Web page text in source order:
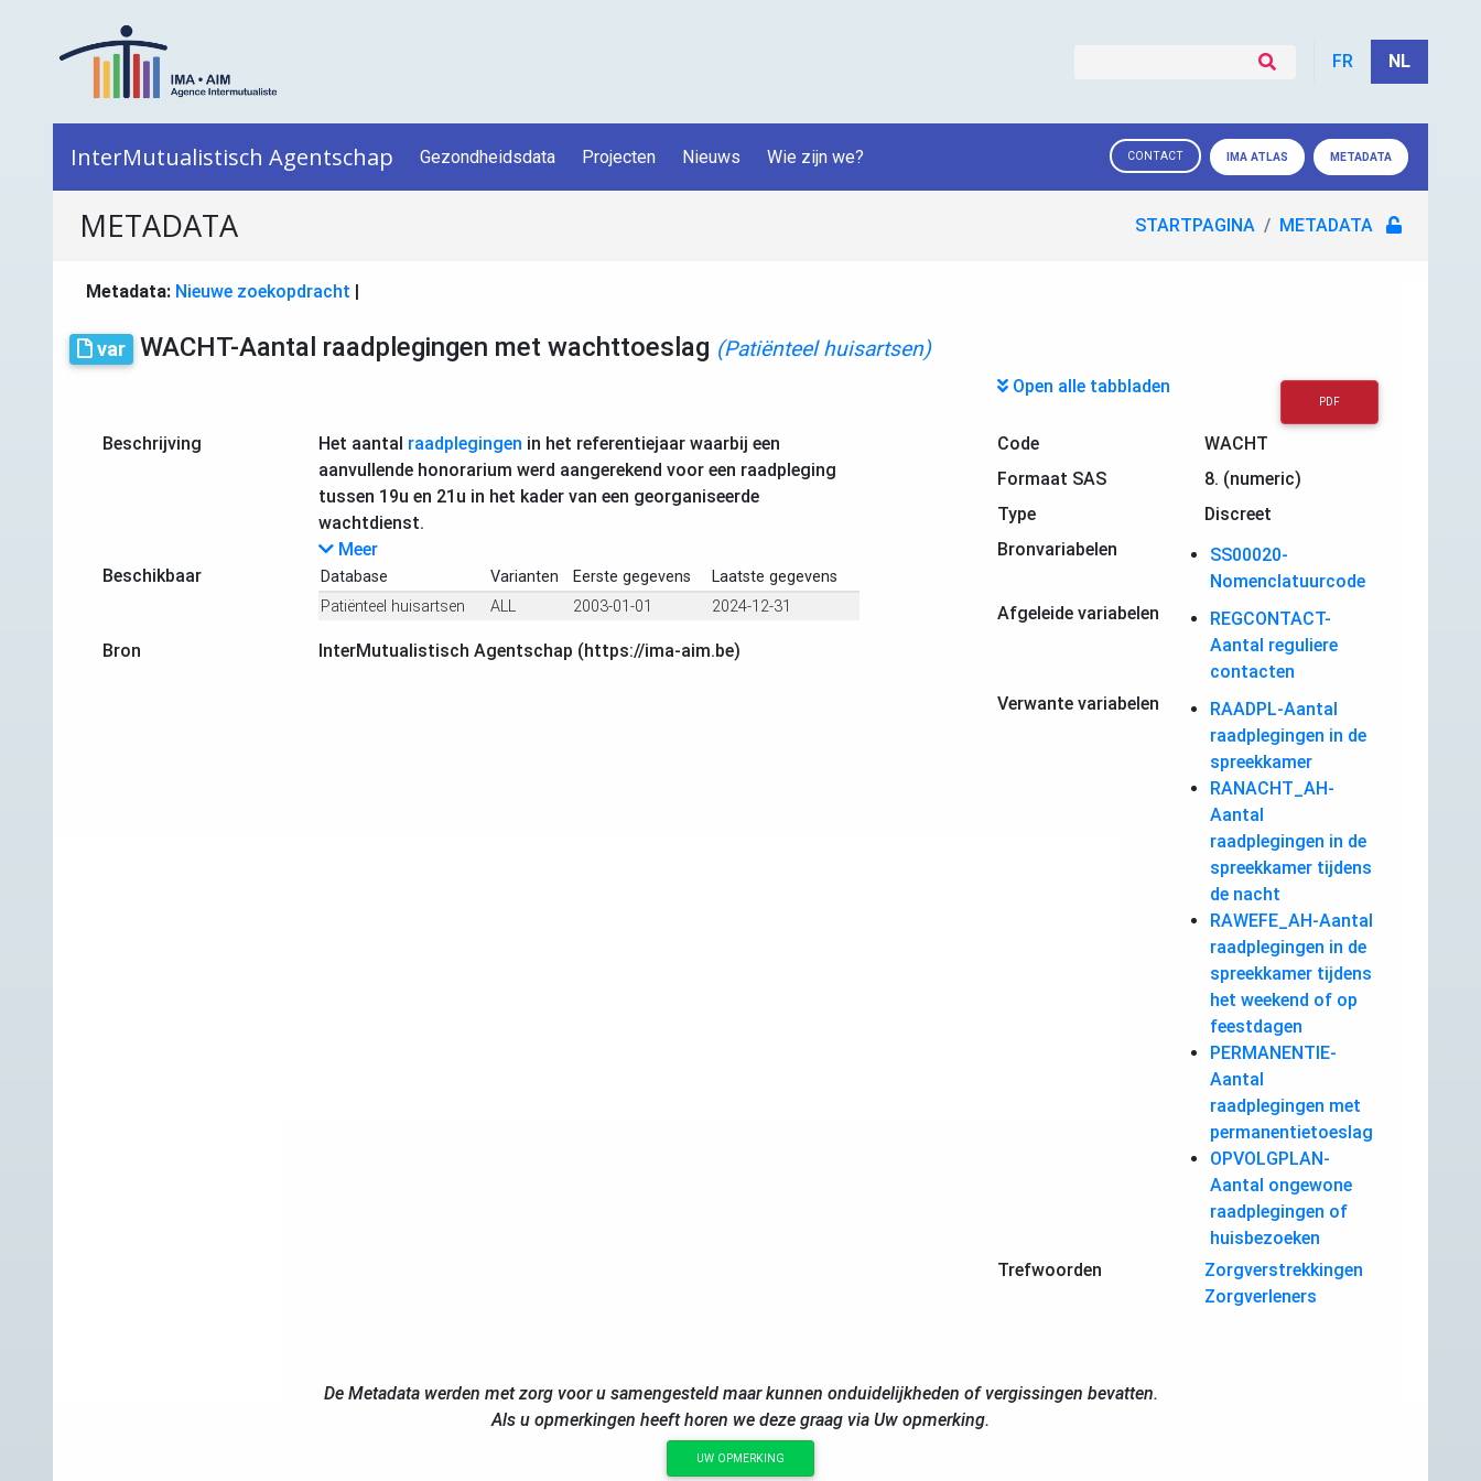
FR NL
InterMutualistisch Agentschap Gezondheidsdata Projecten Nieuws Wie zijn we? CONTACT IMA ATLAS METADATA
METADATA STARTPAGINA METADATA
Metadata: Nieuwe zoekopdracht |
var WACHT-Aantal raadplegingen met wachttoeslag (Patiënteel huisartsen)
Open alle tabbladen
PDF
Beschrijving Het aantal raadplegingen in het referentiejaar waarbij een
aanvullende honorarium werd aangerekend voor een raadpleging
tussen 19u en 21u in het kader van een georganiseerde
wachtdienst.
Meer
Beschikbaar
Database Varianten Eerste gegevens
Laatste gegevens
Patiënteel huisartsen
ALL 2003-01-01 2024-12-31
Bron InterMutualistisch Agentschap (https://ima-aim.be)
Code
WACHT
Formaat SAS
8. (numeric)
Type
Discreet
Bronvariabelen
SS00020-
Nomenclatuurcode
Afgeleide variabelen
REGCONTACT-
Aantal reguliere
contacten
Verwante variabelen
RAADPL-Aantal
raadplegingen in de
spreekkamer
RANACHT_AH-
Aantal
raadplegingen in de
spreekkamer tijdens
de nacht
RAWEFE_AH-Aantal
raadplegingen in de
spreekkamer tijdens
het weekend of op
feestdagen
PERMANENTIE-
Aantal
raadplegingen met
permanentietoeslag
OPVOLGPLAN-
Aantal ongewone
raadplegingen of
huisbezoeken
Trefwoorden
Zorgverstrekkingen
Zorgverleners
De Metadata werden met zorg voor u samengesteld maar kunnen onduidelijkheden of vergissingen bevatten.
Als u opmerkingen heeft horen we deze graag via Uw opmerking.
UW OPMERKING